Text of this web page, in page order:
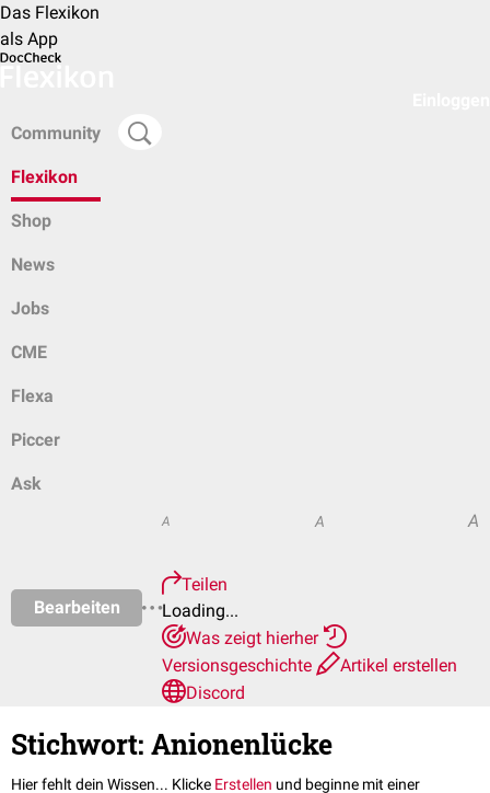
Das Flexikon
als App
Community
Flexikon
Shop
News
Jobs
CME
Flexa
Piccer
Ask
Bearbeiten
A A A
Teilen
Loading...
Was zeigt hierher
Versionsgeschichte
Artikel erstellen
Discord
Stichwort: Anionenlücke
Hier fehlt dein Wissen... Klicke Erstellen und beginne mit einer